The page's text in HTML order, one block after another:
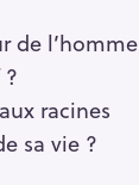
de l’homme
racines
sa vie ?